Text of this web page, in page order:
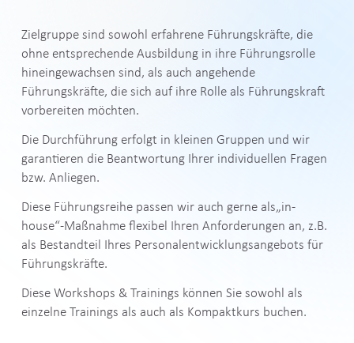
Zielgruppe sind sowohl erfahrene Führungskräfte, die
ohne entsprechende Ausbildung in ihre Führungsrolle
hineingewachsen sind, als auch angehende
Führungskräfte, die sich auf ihre Rolle als Führungskraft
vorbereiten möchten.
Die Durchführung erfolgt in kleinen Gruppen und wir
garantieren die Beantwortung Ihrer individuellen Fragen
bzw. Anliegen.
Diese Führungsreihe passen wir auch gerne als„in-
house“-Maßnahme flexibel Ihren Anforderungen an, z.B.
als Bestandteil Ihres Personalentwicklungsangebots für
Führungskräfte.
Diese Workshops & Trainings können Sie sowohl als
einzelne Trainings als auch als Kompaktkurs buchen.